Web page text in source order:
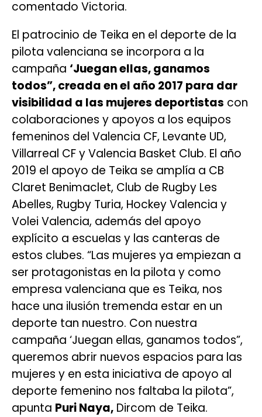
comentado Victoria.
El patrocinio de Teika en el deporte de la
pilota valenciana se incorpora a la
campaña ‘Juegan ellas, ganamos
todos”, creada en el año 2017 para dar
visibilidad a las mujeres deportistas con
colaboraciones y apoyos a los equipos
femeninos del Valencia CF, Levante UD,
Villarreal CF y Valencia Basket Club. El año
2019 el apoyo de Teika se amplía a CB
Claret Benimaclet, Club de Rugby Les
Abelles, Rugby Turia, Hockey Valencia y
Volei Valencia, además del apoyo
explícito a escuelas y las canteras de
estos clubes. “Las mujeres ya empiezan a
ser protagonistas en la pilota y como
empresa valenciana que es Teika, nos
hace una ilusión tremenda estar en un
deporte tan nuestro. Con nuestra
campaña ‘Juegan ellas, ganamos todos”,
queremos abrir nuevos espacios para las
mujeres y en esta iniciativa de apoyo al
deporte femenino nos faltaba la pilota”,
apunta Puri Naya, Dircom de Teika.